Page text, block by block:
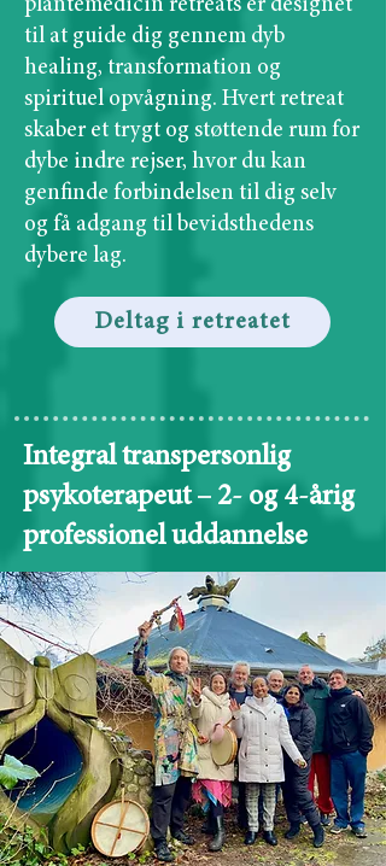
plantemedicin retreats er designet
til at guide dig gennem dyb
healing, transformation og
spirituel opvågning. Hvert retreat
skaber et trygt og støttende rum for
dybe indre rejser, hvor du kan
genfinde forbindelsen til dig selv
og få adgang til bevidsthedens
dybere lag.
Deltag i retreatet
Integral transpersonlig
psykoterapeut – 2- og 4-årig
professionel uddannelse